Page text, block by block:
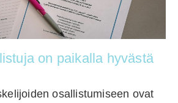
on paikalla hyvästä
osallistumiseen ovat